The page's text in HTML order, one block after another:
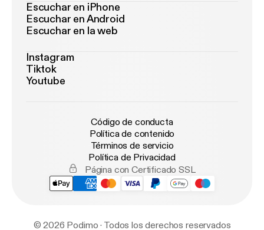
Escuchar en iPhone
Escuchar en Android
Escuchar en la web
Instagram
Tiktok
Youtube
Código de conducta
Política de contenido
Términos de servicio
Política de Privacidad
Página con Certificado SSL
© 2026 Podimo · Todos los derechos reservados